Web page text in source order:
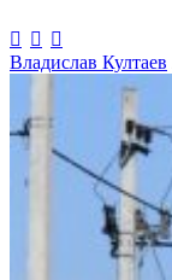
 

Владислав Култаев